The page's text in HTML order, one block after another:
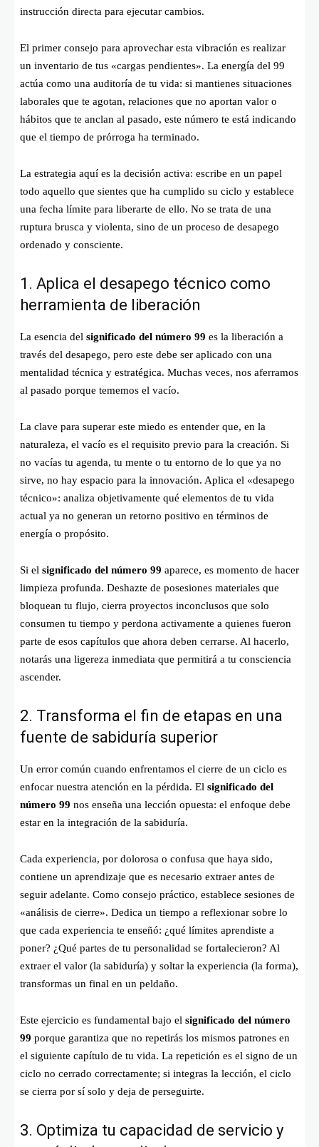
instrucción directa para ejecutar cambios.
El primer consejo para aprovechar esta vibración es realizar
un inventario de tus «cargas pendientes». La energía del 99
actúa como una auditoría de tu vida: si mantienes situaciones
laborales que te agotan, relaciones que no aportan valor o
hábitos que te anclan al pasado, este número te está indicando
que el tiempo de prórroga ha terminado.
La estrategia aquí es la decisión activa: escribe en un papel
todo aquello que sientes que ha cumplido su ciclo y establece
una fecha límite para liberarte de ello. No se trata de una
ruptura brusca y violenta, sino de un proceso de desapego
ordenado y consciente.
1. Aplica el desapego técnico como
herramienta de liberación
La esencia del significado del número 99 es la liberación a
través del desapego, pero este debe ser aplicado con una
mentalidad técnica y estratégica. Muchas veces, nos aferramos
al pasado porque tememos el vacío.
La clave para superar este miedo es entender que, en la
naturaleza, el vacío es el requisito previo para la creación. Si
no vacías tu agenda, tu mente o tu entorno de lo que ya no
sirve, no hay espacio para la innovación. Aplica el «desapego
técnico»: analiza objetivamente qué elementos de tu vida
actual ya no generan un retorno positivo en términos de
energía o propósito.
Si el significado del número 99 aparece, es momento de hacer
limpieza profunda. Deshazte de posesiones materiales que
bloquean tu flujo, cierra proyectos inconclusos que solo
consumen tu tiempo y perdona activamente a quienes fueron
parte de esos capítulos que ahora deben cerrarse. Al hacerlo,
notarás una ligereza inmediata que permitirá a tu consciencia
ascender.
2. Transforma el fin de etapas en una
fuente de sabiduría superior
Un error común cuando enfrentamos el cierre de un ciclo es
enfocar nuestra atención en la pérdida. El significado del
número 99 nos enseña una lección opuesta: el enfoque debe
estar en la integración de la sabiduría.
Cada experiencia, por dolorosa o confusa que haya sido,
contiene un aprendizaje que es necesario extraer antes de
seguir adelante. Como consejo práctico, establece sesiones de
«análisis de cierre». Dedica un tiempo a reflexionar sobre lo
que cada experiencia te enseñó: ¿qué límites aprendiste a
poner? ¿Qué partes de tu personalidad se fortalecieron? Al
extraer el valor (la sabiduría) y soltar la experiencia (la forma),
transformas un final en un peldaño.
Este ejercicio es fundamental bajo el significado del número
99 porque garantiza que no repetirás los mismos patrones en
el siguiente capítulo de tu vida. La repetición es el signo de un
ciclo no cerrado correctamente; si integras la lección, el ciclo
se cierra por sí solo y deja de perseguirte.
3. Optimiza tu capacidad de servicio y